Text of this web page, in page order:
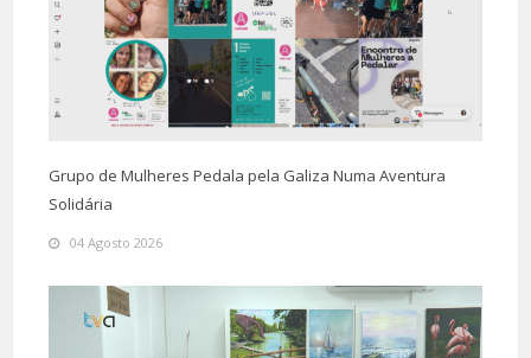
Grupo de Mulheres Pedala pela Galiza Numa Aventura
Solidária
04 Agosto 2026